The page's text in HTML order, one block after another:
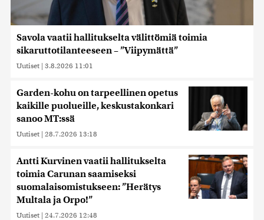
Savola vaatii hallitukselta välittömiä toimia
sikaruttotilanteeseen – ”Viipymättä”
Uutiset | 3.8.2026 11:01
Garden-kohu on tarpeellinen opetus
kaikille puolueille, keskustakonkari
sanoo MT:ssä
Uutiset | 28.7.2026 13:18
Antti Kurvinen vaatii hallitukselta
toimia Carunan saamiseksi
suomalaisomistukseen: ”Herätys
Multala ja Orpo!”
Uutiset | 24.7.2026 12:48